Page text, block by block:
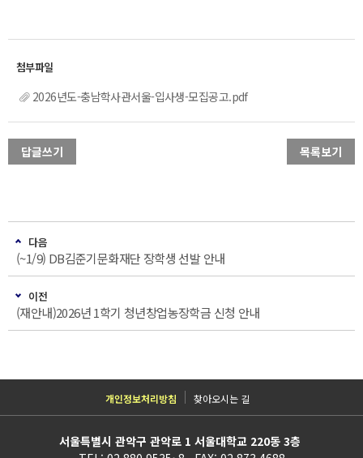
2026년도-충남학사관서울-입사생-모집공고.pdf
답글쓰기 목록보기
다음
(~1/9) DB김준기문화재단 장학생 선발 안내
이전
(재안내)2026년 1학기 청년창업농장학금 신청 안내
개인정보처리방침 찾아오시는 길
서울특별시 관악구 관악로 1 서울대학교 220동 3층